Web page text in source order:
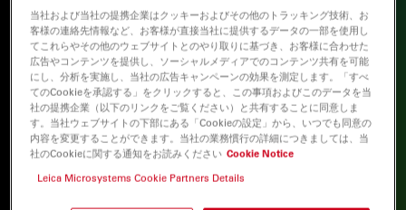
当社および当社の提携企業はクッキーおよびその他のトラッキング技術、お
客様の連絡先情報など、お客様が直接当社に提供するデータの一部を使用し
てこれらやその他のウェブサイトとのやり取りに基づき、お客様に合わせた
広告やコンテンツを提供し、ソーシャルメディアでのコンテンツ共有を可能
にし、分析を実施し、当社の広告キャンペーンの効果を測定します。「すべ
てのCookieを承認する」をクリックすると、この事項およびこのデータを当
社の提携企業（以下のリンクをご覧ください）と共有することに同意しま
す。当社ウェブサイトの下部にある「Cookieの設定」から、いつでも同意の
内容を変更することができます。当社の業務慣行の詳細につきましては、当
社のCookieに関する通知をお読みください Cookie Notice
Leica Microsystems Cookie Partners Details